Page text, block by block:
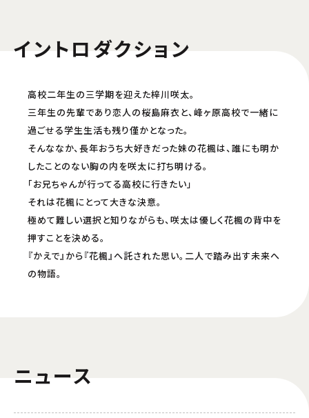
承ください。
ビデオマーケット music.jp
配信開始日・配信日時は編成の都合などにより変更となる場合がございます。予めご了
承ください。
イントロダクション
高校二年生の三学期を迎えた梓川咲太。
三年生の先輩であり恋人の桜島麻衣と、峰ヶ原高校で一緒に
過ごせる学生生活も残り僅かとなった。
そんななか、長年おうち大好きだった妹の花楓は、誰にも明か
したことのない胸の内を咲太に打ち明ける。
「お兄ちゃんが行ってる高校に行きたい」
それは花楓にとって大きな決意。
極めて難しい選択と知りながらも、咲太は優しく花楓の背中を
押すことを決める。
『かえで』から『花楓』へ託された思い。二人で踏み出す未来へ
の物語。
ニュース